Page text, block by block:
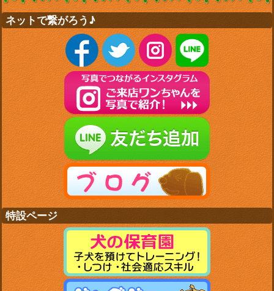
ネットで繋がろう♪
特設ページ